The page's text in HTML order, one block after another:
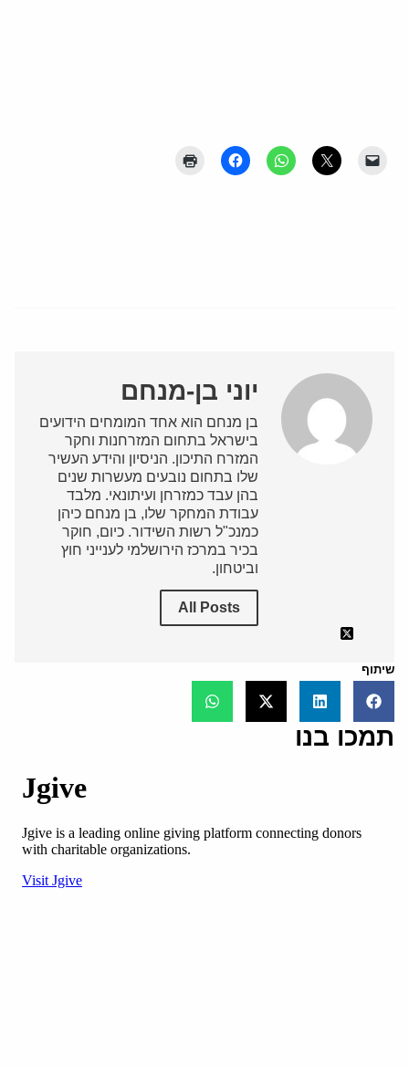
יוני בן-מנחם
בן מנחם הוא אחד המומחים הידועים
בישראל בתחום המזרחנות וחקר
המזרח התיכון. הניסיון והידע העשיר
שלו בתחום נובעים מעשרות שנים
בהן עבד כמזרחן ועיתונאי. מלבד
עבודת המחקר שלו, בן מנחם כיהן
כמנכ"ל רשות השידור. כיום, חוקר
בכיר במרכז הירושלמי לענייני חוץ
וביטחון.
All Posts
שיתוף
תמכו בנו